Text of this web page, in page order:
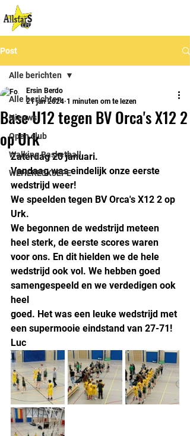
Post
Alle berichten
Nieuws
Open club
Walking Basketball
WEHERE3X3EPE
Alle berichten
Base U12 tegen BV Orca's X12 2
op Urk
Ersin Berdo
21 jan 2024 1 minuten om te lezen
Zaterdag 20 januari.
Vandaag was eindelijk onze eerste
wedstrijd weer!
We speelden tegen BV Orca's X12 2 op
Urk.
We begonnen de wedstrijd meteen
heel sterk, de eerste scores waren
voor ons. En dit hielden we de hele
wedstrijd ook vol. We hebben goed
samengespeeld en we verdedigen ook
heel
goed. Het was een leuke wedstrijd met
een supermooie eindstand van 27-71!
Luc